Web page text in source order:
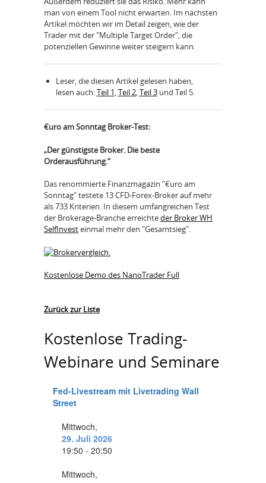
man von einem Tool nicht erwarten. Im nächsten
Artikel möchten wir im Detail zeigen, wie der
Trader mit der "Multiple Target Order", die
potenziellen Gewinne weiter steigern kann.
Leser, die diesen Artikel gelesen haben,
lesen auch:Teil 1,Teil 2,Teil 3und Teil 5.
€uro am Sonntag Broker-Test:
„Der günstigste Broker. Die beste
Orderausführung.“
Das renommierte Finanzmagazin "€uro am
Sonntag" testete 13 CFD-Forex-Broker auf mehr
als 733 Kriterien. In diesem umfangreichen Test
der Brokerage-Branche erreichteder Broker WH
SelfInvesteinmal mehr den "Gesamtsieg".
Kostenlose Demo des NanoTrader Full
Zurück zur Liste
Kostenlose Trading-
Webinare und Seminare